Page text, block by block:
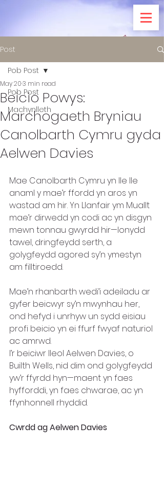
Post
Pob Post
Machynlleth
Pob Post
Beicio Powys:
Marchogaeth Bryniau
Canolbarth Cymru gyda
Aelwen Davies
May 203 min read
Mae Canolbarth Cymru yn lle lle
anaml y mae’r ffordd yn aros yn
wastad am hir. Yn Llanfair ym Muallt
mae’r dirwedd yn codi ac yn disgyn
mewn tonnau gwyrdd hir—lonydd
tawel, dringfeydd serth, a
golygfeydd agored sy’n ymestyn
am filltiroedd.
Mae’n rhanbarth wedi’i adeiladu ar
gyfer beicwyr sy’n mwynhau her,
ond hefyd i unrhyw un sydd eisiau
profi beicio yn ei ffurf fwyaf naturiol
ac amrwd.
I’r beiciwr lleol Aelwen Davies, o
Builth Wells, nid dim ond golygfeydd
yw’r ffyrdd hyn—maent yn faes
hyfforddi, yn faes chwarae, ac yn
ffynhonnell rhyddid.
Cwrdd ag Aelwen Davies